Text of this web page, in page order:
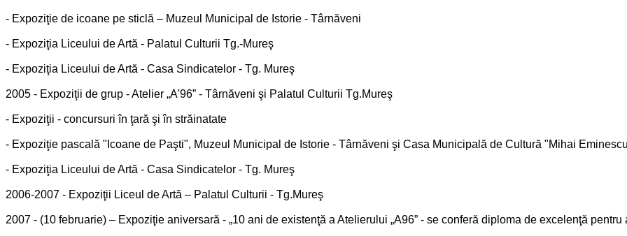
- Expoziţie de icoane pe sticlă – Muzeul Municipal de Istorie - Târnăveni
- Expoziţia Liceului de Artă - Palatul Culturii Tg.-Mureş
- Expoziţia Liceului de Artă - Casa Sindicatelor - Tg. Mureş
2005 - Expoziţii de grup - Atelier „A'96” - Târnăveni şi Palatul Culturii Tg.Mureş
- Expoziţii - concursuri în ţară şi în străinatate
- Expoziţie pascală "Icoane de Paşti", Muzeul Municipal de Istorie - Târnăveni şi Casa Municipală de Cultură "Mihai
- Expoziţia Liceului de Artă - Casa Sindicatelor - Tg. Mureş
2006-2007 - Expoziţii Liceul de Artă – Palatul Culturii - Tg.Mureş
2007 - (10 februarie) – Expoziţie aniversară - „10 ani de existenţă a Atelierului „A96” - se conferă diploma de excelenţă